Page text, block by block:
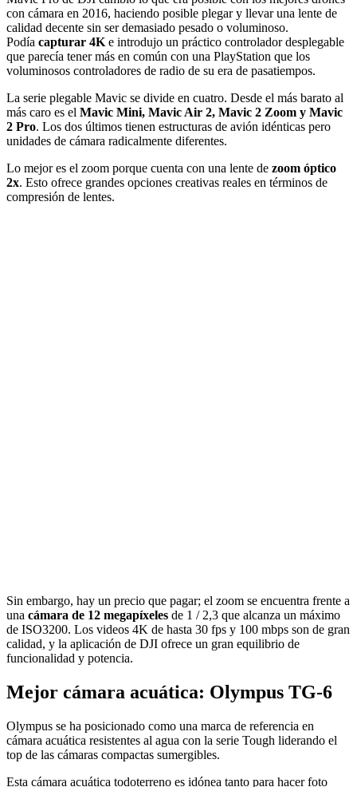
con cámara en 2016, haciendo posible plegar y llevar una lente de
calidad decente sin ser demasiado pesado o voluminoso.
Podía capturar 4K e introdujo un práctico controlador desplegable
que parecía tener más en común con una PlayStation que los
voluminosos controladores de radio de su era de pasatiempos.
La serie plegable Mavic se divide en cuatro. Desde el más barato al
más caro es el Mavic Mini, Mavic Air 2, Mavic 2 Zoom y Mavic
2 Pro. Los dos últimos tienen estructuras de avión idénticas pero
unidades de cámara radicalmente diferentes.
Lo mejor es el zoom porque cuenta con una lente de zoom óptico
2x. Esto ofrece grandes opciones creativas reales en términos de
compresión de lentes.
Sin embargo, hay un precio que pagar; el zoom se encuentra frente a
una cámara de 12 megapíxeles de 1 / 2,3 que alcanza un máximo
de ISO3200. Los videos 4K de hasta 30 fps y 100 mbps son de gran
calidad, y la aplicación de DJI ofrece un gran equilibrio de
funcionalidad y potencia.
Mejor cámara acuática: Olympus TG-6
Olympus se ha posicionado como una marca de referencia en
cámara acuática resistentes al agua con la serie Tough liderando el
top de las cámaras compactas sumergibles.
Esta cámara acuática todoterreno es idónea tanto para hacer foto